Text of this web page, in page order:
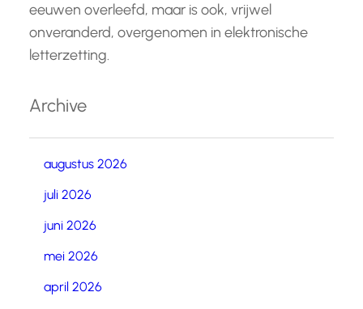
eeuwen overleefd, maar is ook, vrijwel
onveranderd, overgenomen in elektronische
letterzetting.
Archive
augustus 2026
juli 2026
juni 2026
mei 2026
april 2026